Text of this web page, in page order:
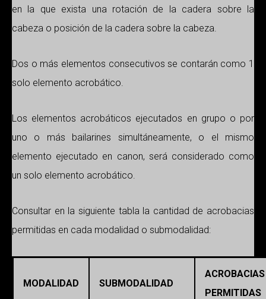
en la que exista una rotación de la cadera sobre la
cabeza o posición de la cadera sobre la cabeza.
Dos o más elementos consecutivos se contarán como 1
solo elemento acrobático.
Los elementos acrobáticos ejecutados en grupo o por
uno o más bailarines simultáneamente, o el mismo
elemento ejecutado en canon, será considerado como
un solo elemento acrobático.
Consultar en la siguiente tabla la cantidad de acrobacias
permitidas en cada modalidad o submodalidad:
MODALIDAD SUBMODALIDAD
ACROBACIAS
PERMITIDAS